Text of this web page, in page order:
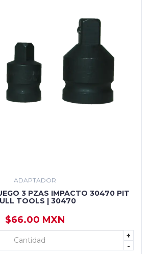
ADAPTADOR
3 PZAS IMPACTO 30470 PIT
TOOLS | 30470
$66.00 MXN
+
-
+ AGREGAR